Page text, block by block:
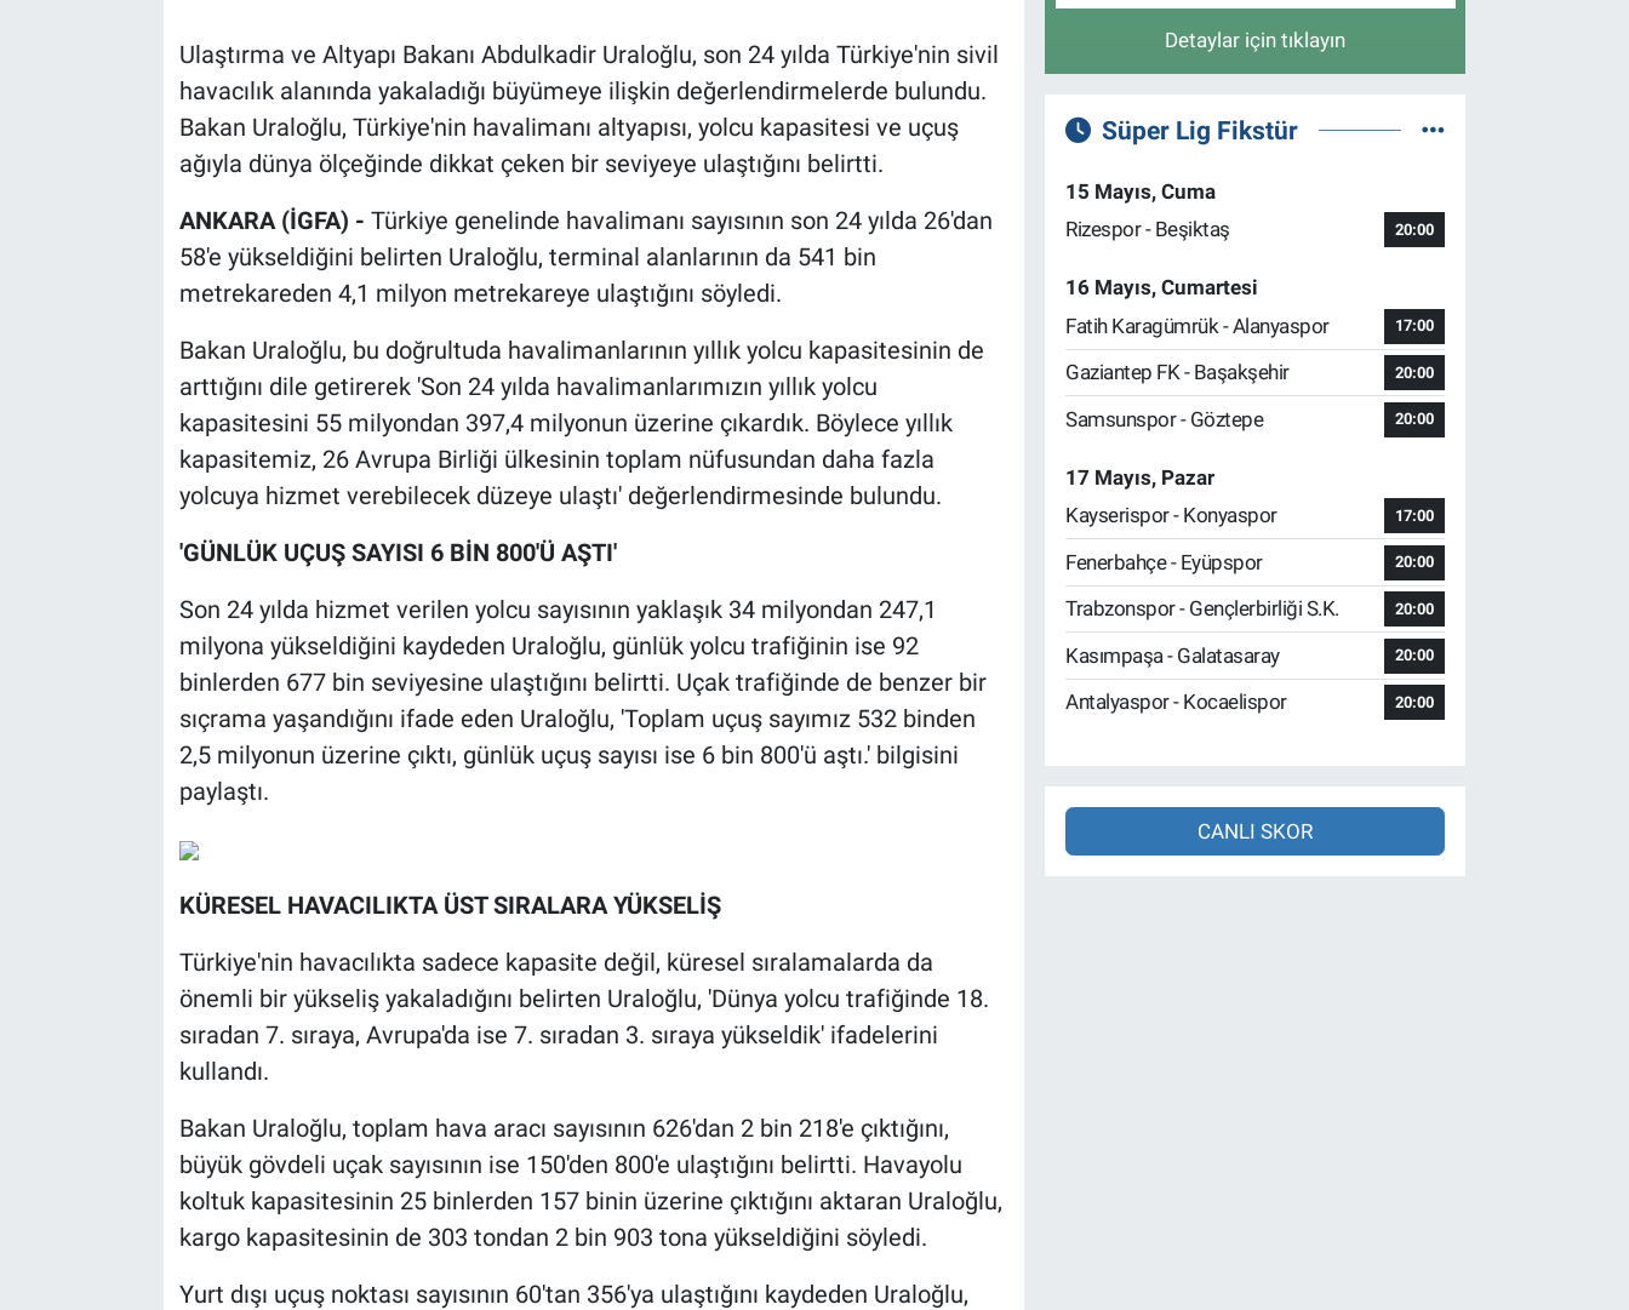
Ulaştırma ve Altyapı Bakanı Abdulkadir Uraloğlu, son 24 yılda Türkiye'nin sivil
havacılık alanında yakaladığı büyümeye ilişkin değerlendirmelerde bulundu.
Bakan Uraloğlu, Türkiye'nin havalimanı altyapısı, yolcu kapasitesi ve uçuş
ağıyla dünya ölçeğinde dikkat çeken bir seviyeye ulaştığını belirtti.
ANKARA (İGFA) - Türkiye genelinde havalimanı sayısının son 24 yılda 26'dan
58'e yükseldiğini belirten Uraloğlu, terminal alanlarının da 541 bin
metrekareden 4,1 milyon metrekareye ulaştığını söyledi.
Bakan Uraloğlu, bu doğrultuda havalimanlarının yıllık yolcu kapasitesinin de
arttığını dile getirerek 'Son 24 yılda havalimanlarımızın yıllık yolcu
kapasitesini 55 milyondan 397,4 milyonun üzerine çıkardık. Böylece yıllık
kapasitemiz, 26 Avrupa Birliği ülkesinin toplam nüfusundan daha fazla
yolcuya hizmet verebilecek düzeye ulaştı' değerlendirmesinde bulundu.
'GÜNLÜK UÇUŞ SAYISI 6 BİN 800'Ü AŞTI'
Son 24 yılda hizmet verilen yolcu sayısının yaklaşık 34 milyondan 247,1
milyona yükseldiğini kaydeden Uraloğlu, günlük yolcu trafiğinin ise 92
binlerden 677 bin seviyesine ulaştığını belirtti. Uçak trafiğinde de benzer bir
sıçrama yaşandığını ifade eden Uraloğlu, 'Toplam uçuş sayımız 532 binden
2,5 milyonun üzerine çıktı, günlük uçuş sayısı ise 6 bin 800'ü aştı.' bilgisini
paylaştı.
KÜRESEL HAVACILIKTA ÜST SIRALARA YÜKSELİŞ
Türkiye'nin havacılıkta sadece kapasite değil, küresel sıralamalarda da
önemli bir yükseliş yakaladığını belirten Uraloğlu, 'Dünya yolcu trafiğinde 18.
sıradan 7. sıraya, Avrupa'da ise 7. sıradan 3. sıraya yükseldik' ifadelerini
kullandı.
Bakan Uraloğlu, toplam hava aracı sayısının 626'dan 2 bin 218'e çıktığını,
büyük gövdeli uçak sayısının ise 150'den 800'e ulaştığını belirtti. Havayolu
koltuk kapasitesinin 25 binlerden 157 binin üzerine çıktığını aktaran Uraloğlu,
kargo kapasitesinin de 303 tondan 2 bin 903 tona yükseldiğini söyledi.
Yurt dışı uçuş noktası sayısının 60'tan 356'ya ulaştığını kaydeden Uraloğlu,
Detaylar için tıklayın
Süper Lig Fikstür
15 Mayıs, Cuma
Rizespor - Beşiktaş
20:00
16 Mayıs, Cumartesi
Fatih Karagümrük - Alanyaspor
17:00
Gaziantep FK - Başakşehir 20:00
Samsunspor - Göztepe 20:00
17 Mayıs, Pazar
Kayserispor - Konyaspor
17:00
Fenerbahçe - Eyüpspor 20:00
Trabzonspor - Gençlerbirliği S.K. 20:00
Kasımpaşa - Galatasaray 20:00
Antalyaspor - Kocaelispor 20:00
CANLI SKOR